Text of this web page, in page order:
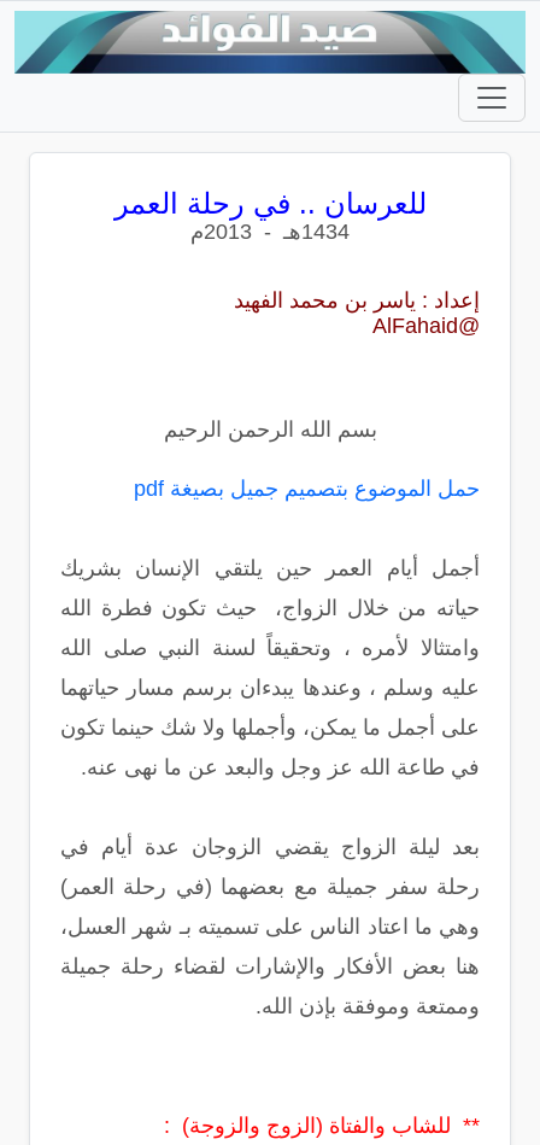
للعرسان .. في رحلة العمر
1434هـ - 2013م
إعداد : ياسر بن محمد الفهيد
@AlFahaid
بسم الله الرحمن الرحيم
حمل الموضوع بتصميم جميل بصيغة pdf
أجمل أيام العمر حين يلتقي الإنسان بشريك
حياته من خلال الزواج، حيث تكون فطرة الله
وامتثالا لأمره ، وتحقيقاً لسنة النبي صلى الله
عليه وسلم ، وعندها يبدءان برسم مسار حياتهما
على أجمل ما يمكن، وأجملها ولا شك حينما تكون
في طاعة الله عز وجل والبعد عن ما نهى عنه.
بعد ليلة الزواج يقضي الزوجان عدة أيام في
رحلة سفر جميلة مع بعضهما (في رحلة العمر)
وهي ما اعتاد الناس على تسميته بـ شهر العسل،
هنا بعض الأفكار والإشارات لقضاء رحلة جميلة
وممتعة وموفقة بإذن الله.
** للشاب والفتاة (الزوج والزوجة) :